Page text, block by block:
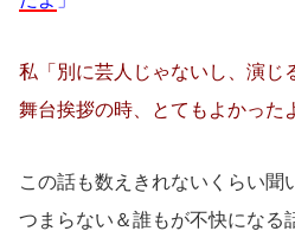
私「別に芸人じゃないし、演じ
舞台挨拶の時、とてもよかった
この話も数えきれないくらい聞
つまらない＆誰もが不快になる